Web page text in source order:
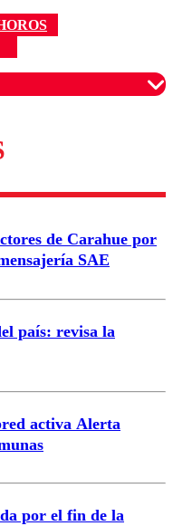
para garantizar un
de Carahue por
SAE
país: revisa la
activa Alerta
por el fin de la